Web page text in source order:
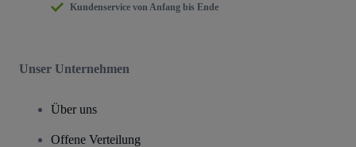
Kundenservice von Anfang bis Ende
Unser Unternehmen
Über uns
Offene Verteilung